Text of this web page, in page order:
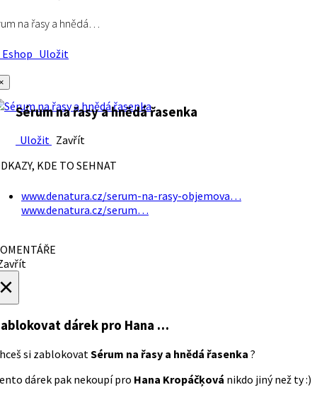
na řasy a hnědá…
Uložit
Sérum na řasy a hnědá řasenka
Uložit Zavřít
KDE TO SEHNAT
www.denatura.cz/serum-na-rasy-objemova…
www.denatura.cz/serum…
dárek pro Hana …
si zablokovatSérum na řasy a hnědá řasenka ?
dárek pak nekoupí pro Hana Kropáčķová nikdo jiný než ty :)